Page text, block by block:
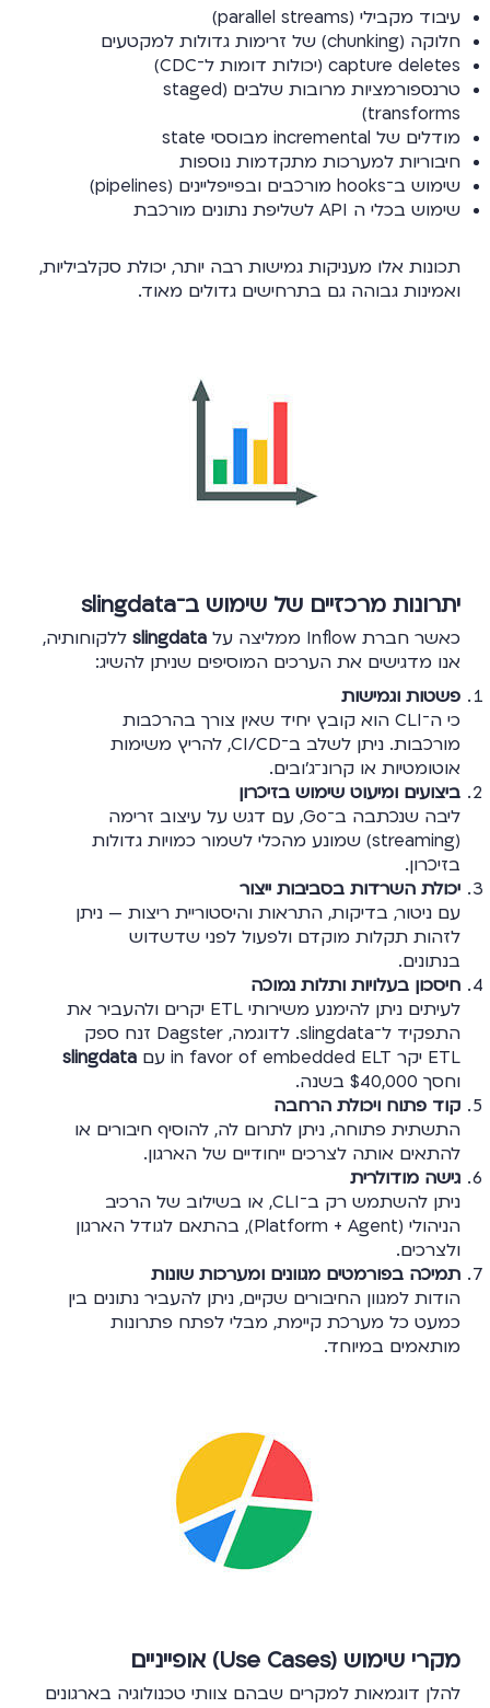
עיבוד מקבילי (parallel streams)
חלוקה (chunking) של זרימות גדולות למקטעים
capture deletes (יכולות דומות ל־CDC)
טרנספורמציות מרובות שלבים (staged
transforms)
מודלים של incremental מבוססי state
חיבוריות למערכות מתקדמות נוספות
שימוש ב־hooks מורכבים ובפייפליינים (pipelines)
שימוש בכלי ה API לשליפת נתונים מורכבת
תכונות אלו מעניקות גמישות רבה יותר, יכולת סקלביליות,
ואמינות גבוהה גם בתרחישים גדולים מאוד.
יתרונות מרכזיים של שימוש ב־slingdata
כאשר חברת Inflow ממליצה על slingdataללקוחותיה,
אנו מדגישים את הערכים המוסיפים שניתן להשיג:
פשטות וגמישות
כי ה־CLI הוא קובץ יחיד שאין צורך בהרכבות
מורכבות. ניתן לשלב ב־CI/CD, להריץ משימות
אוטומטיות או קרונ־ג’ובים.
ביצועים ומיעוט שימוש בזיכרון
ליבה שנכתבה ב־Go, עם דגש על עיצוב זרימה
(streaming) שמונע מהכלי לשמור כמויות גדולות
בזיכרון.
יכולת השרדות בסביבות ייצור
עם ניטור, בדיקות, התראות והיסטוריית ריצות — ניתן
לזהות תקלות מוקדם ולפעול לפני שדשדוש
בנתונים.
חיסכון בעלויות ותלות נמוכה
לעיתים ניתן להימנע משירותי ETL יקרים ולהעביר את
התפקיד ל־slingdata. לדוגמה, Dagster זנח ספק
ETL יקר in favor of embedded ELT עם
slingdata
וחסך $40,000 בשנה.
קוד פתוח ויכולת הרחבה
התשתית פתוחה, ניתן לתרום לה, להוסיף חיבורים או
להתאים אותה לצרכים ייחודיים של הארגון.
גישה מודולרית
ניתן להשתמש רק ב־CLI, או בשילוב של הרכיב
הניהולי (Platform + Agent), בהתאם לגודל הארגון
ולצרכים.
תמיכה בפורמטים מגוונים ומערכות שונות
הודות למגוון החיבורים שקיים, ניתן להעביר נתונים בין
כמעט כל מערכת קיימת, מבלי לפתח פתרונות
מותאמים במיוחד.
מקרי שימוש (Use Cases) אופייניים
להלן דוגמאות למקרים שבהם צוותי טכנולוגיה בארגונים